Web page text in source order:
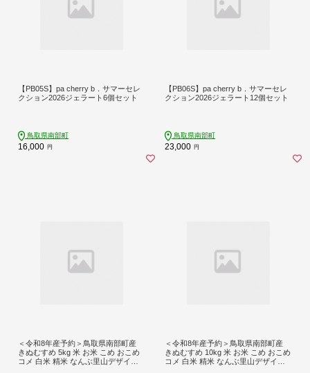
【PB05S】pa cherry b．サマーセレ
クション2026ジェラート6個セット
鳥取県南部町
16,000 円
【PB06S】pa cherry b．サマーセレ
クション2026ジェラート12個セット
鳥取県南部町
23,000 円
＜令和8年産予約＞鳥取県南部町産
きぬむすめ 5kg 米 お米 こめ おこめ
コメ 白米 精米 なんぶ里山デザイン
＜令和8年産予約＞鳥取県南部町産
きぬむすめ 10kg 米 お米 こめ おこめ
コメ 白米 精米 なんぶ里山デザイン